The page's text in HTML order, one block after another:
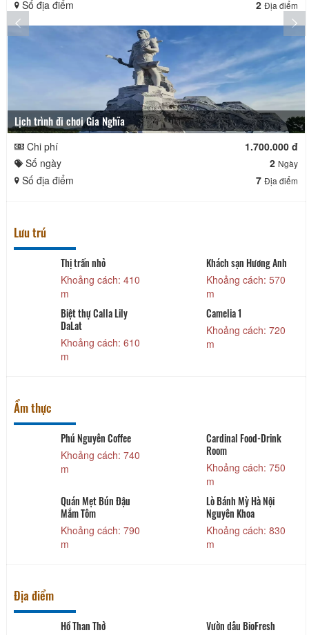
Số địa điểm 2 Địa điểm
Lịch trình đi chơi Gia Nghĩa
Chi phí
1.700.000 đ
Số ngày
2 Ngày
Số địa điểm 7 Địa điểm
Lưu trú
Thị trấn nhỏ
Khoảng cách: 410
m
Khách sạn Hương Anh
Khoảng cách: 570
m
Biệt thự Calla Lily
DaLat
Khoảng cách: 610
m
Camelia 1
Khoảng cách: 720
m
Ẩm thực
Phú Nguyên Coffee
Khoảng cách: 740
m
Cardinal Food-Drink
Room
Khoảng cách: 750
m
Quán Mẹt Bún Đậu
Mắm Tôm
Khoảng cách: 790
m
Lò Bánh Mỳ Hà Nội
Nguyên Khoa
Khoảng cách: 830
m
Địa điểm
Hồ Than Thở Vườn dâu BioFresh